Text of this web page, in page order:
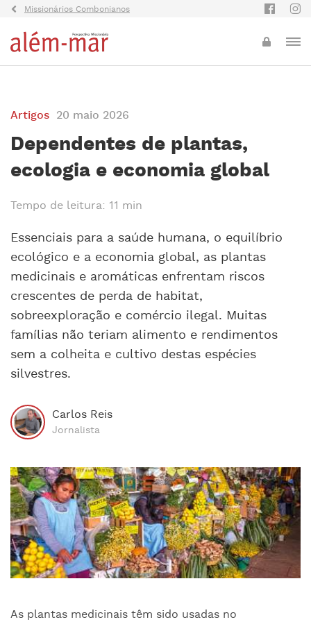
Missionários Combonianos
Artigos 20 maio 2026
Dependentes de plantas,
ecologia e economia global
Tempo de leitura: 11 min
Essenciais para a saúde humana, o equilíbrio
ecológico e a economia global, as plantas
medicinais e aromáticas enfrentam riscos
crescentes de perda de habitat,
sobreexploração e comércio ilegal. Muitas
famílias não teriam alimento e rendimentos
sem a colheita e cultivo destas espécies
silvestres.
Carlos Reis
Jornalista
As plantas medicinais têm sido usadas no